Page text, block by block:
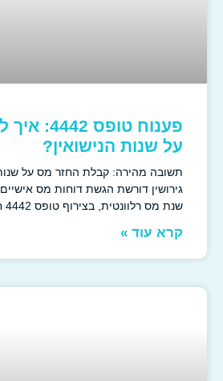
פענוח טופס 4442:
על שנות הנישואין?
תשובה מהירה: קבלת החזר מס על שנות
שנת מס רלוונטית, בצירוף טופס 4442 חתום
קרא עוד »